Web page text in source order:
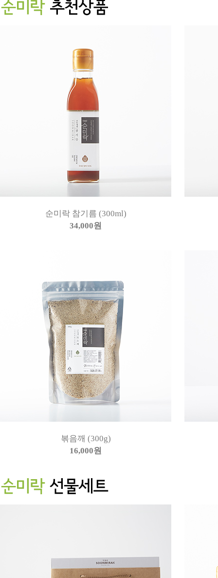
순미락 참기름 (300ml)
34,000원
볶음깨 (300g)
16,000원